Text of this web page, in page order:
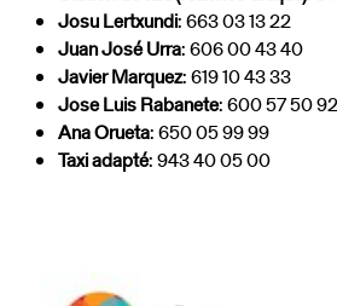
Josu Lertxundi: 663 03 13 22
Juan José Urra: 606 00 43 40
Javier Marquez: 619 10 43 33
Jose Luis Rabanete: 600 57 50
Ana Orueta: 650 05 99 99
Taxi adapté: 943 40 05 00